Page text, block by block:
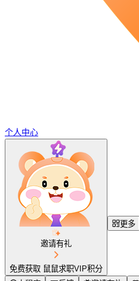
个人中心
邀请有礼
免费获取 鼠鼠求职VIP积分
更多